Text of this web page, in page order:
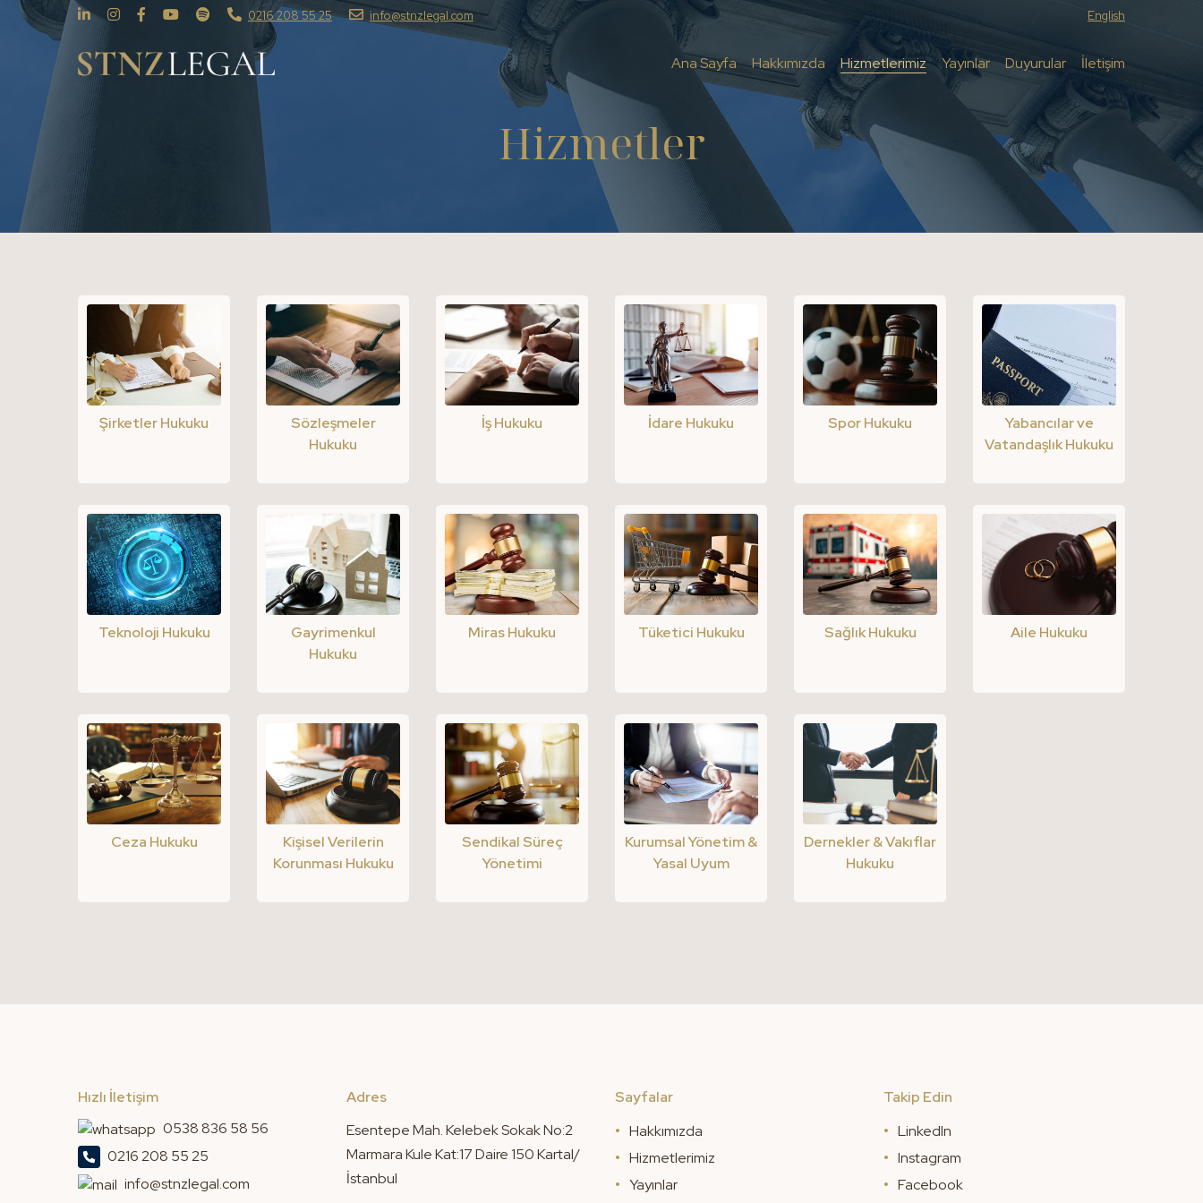
0216 208 55 25 info@stnzlegal.com English
Ana Sayfa Hakkımızda Hizmetlerimiz Yayınlar Duyurular İletişim
Hizmetler
Şirketler Hukuku
Sözleşmeler
Hukuku
İş Hukuku İdare Hukuku Spor Hukuku
Yabancılar ve
Vatandaşlık Hukuku
Teknoloji Hukuku
Gayrimenkul
Hukuku
Miras Hukuku Tüketici Hukuku Sağlık Hukuku Aile Hukuku
Ceza Hukuku
Kişisel Verilerin
Korunması Hukuku
Sendikal Süreç
Yönetimi
Kurumsal Yönetim &
Yasal Uyum
Dernekler & Vakıflar
Hukuku
Hızlı İletişim
0538 836 58 56
0216 208 55 25
info@stnzlegal.com
Adres
Esentepe Mah. Kelebek Sokak No:2
Marmara Kule Kat:17 Daire 150 Kartal/
İstanbul
Sayfalar
Hakkımızda
Hizmetlerimiz
Yayınlar
Takip Edin
LinkedIn
Instagram
Facebook